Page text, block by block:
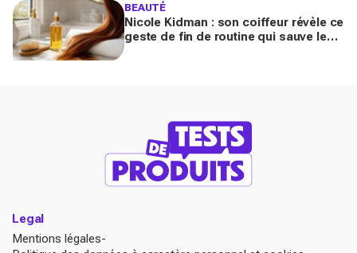
BEAUTÉ
Nicole Kidman : son coiffeur révèle ce
geste de fin de routine qui sauve les
Legal
Mentions légales